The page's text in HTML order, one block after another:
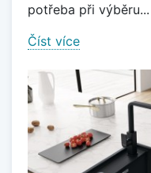
potřeba při výběru...
Číst více